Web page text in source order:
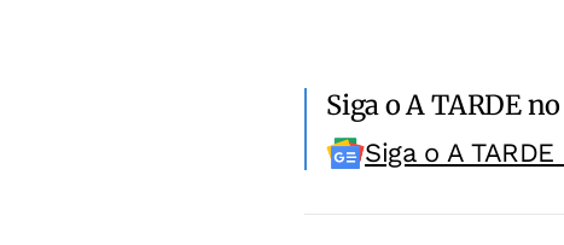
Siga o A TARDE
Siga o A